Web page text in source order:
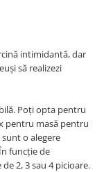
intimidantă, dar
să realizezi
Poți opta pentru
pentru masă pentru
o alegere
funcție de
2, 3 sau 4 picioare.